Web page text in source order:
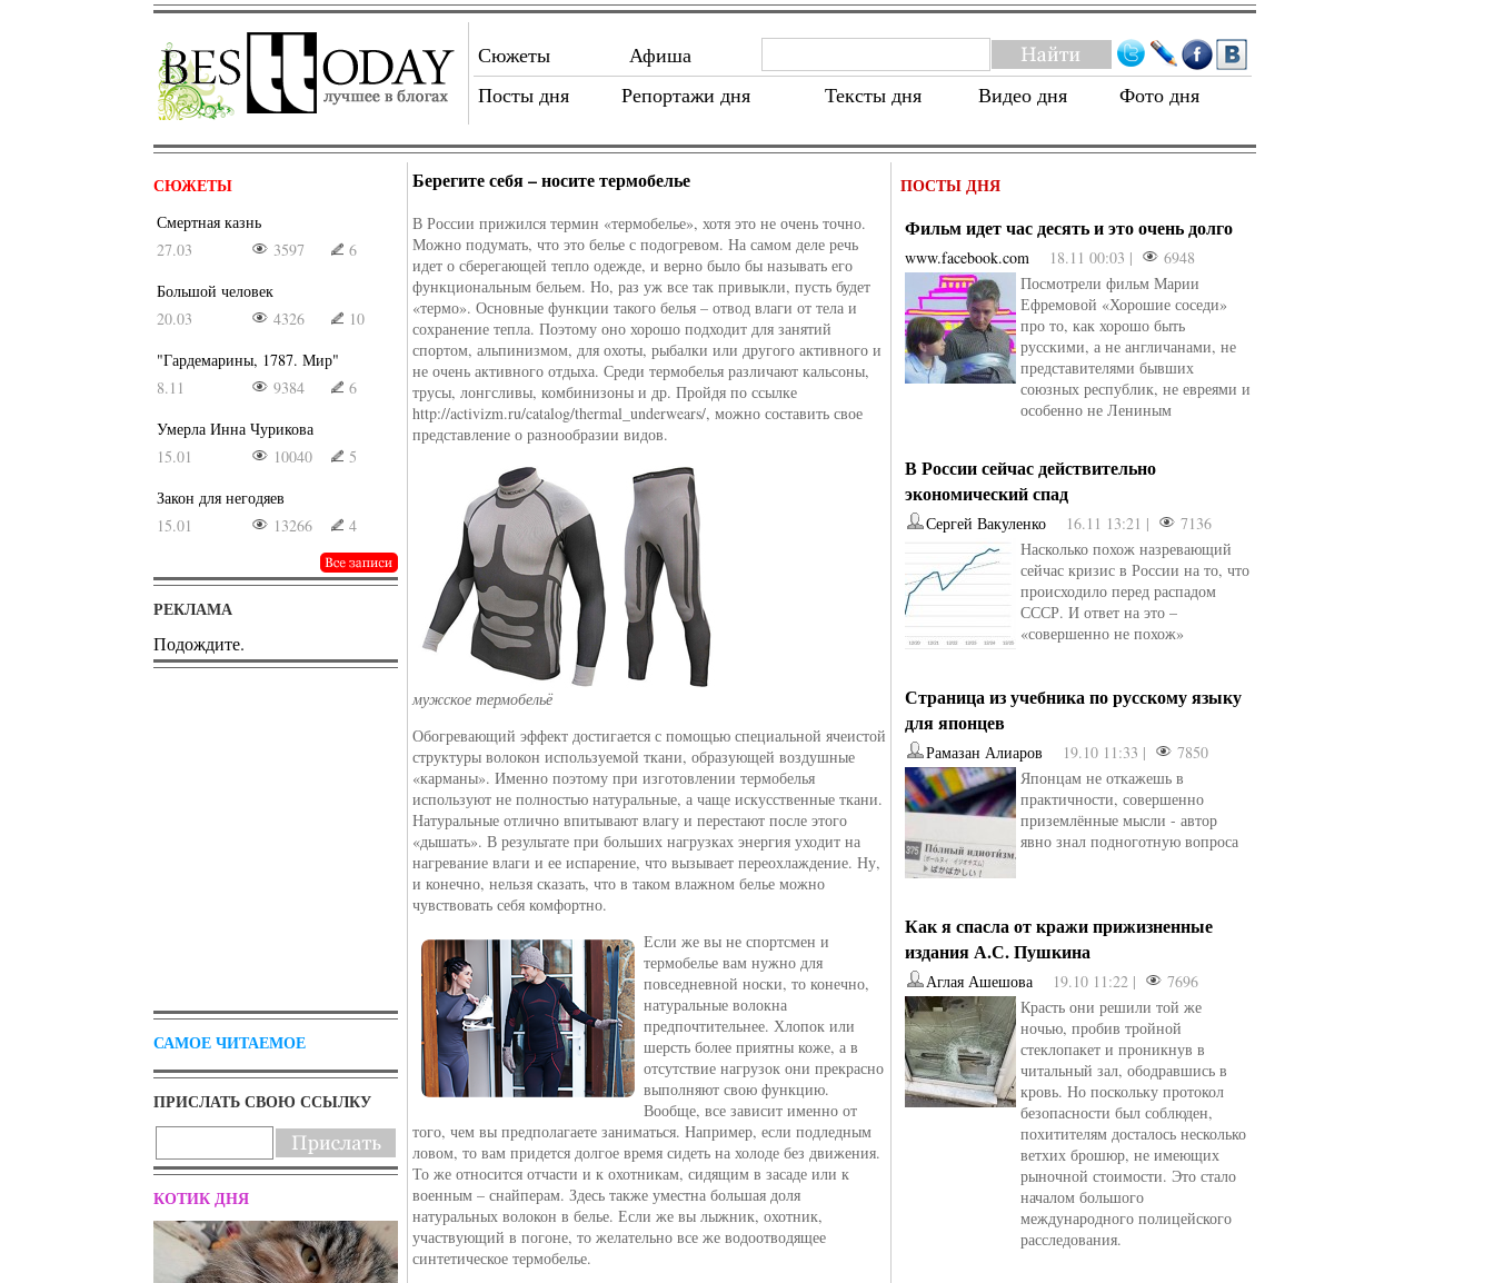
Сюжеты
Афиша
Посты дня
Репортажи дня Тексты дня Видео дня Фото дня
СЮЖЕТЫ
Смертная казнь
27.03
3597
6
Большой человек
20.03
4326
10
"Гардемарины, 1787. Мир"
8.11
9384
6
Умерла Инна Чурикова
15.01
10040
5
Закон для негодяев
15.01
13266 4
РЕКЛАМА
Подождите.
САМОЕ ЧИТАЕМОЕ
ПРИСЛАТЬ СВОЮ ССЫЛКУ
КОТИК ДНЯ
Берегите себя – носите термобелье
В России прижился термин «термобелье», хотя это не очень точно.
Можно подумать, что это белье с подогревом. На самом деле речь
идет о сберегающей тепло одежде, и верно было бы называть его
функциональным бельем. Но, раз уж все так привыкли, пусть будет
«термо». Основные функции такого белья – отвод влаги от тела и
сохранение тепла. Поэтому оно хорошо подходит для занятий
спортом, альпинизмом, для охоты, рыбалки или другого активного и
не очень активного отдыха. Среди термобелья различают кальсоны,
трусы, лонгсливы, комбинизоны и др. Пройдя по ссылке
http://activizm.ru/catalog/thermal_underwears/, можно составить свое
представление о разнообразии видов.
мужское термобельё
Обогревающий эффект достигается с помощью специальной ячеистой
структуры волокон используемой ткани, образующей воздушные
«карманы». Именно поэтому при изготовлении термобелья
используют не полностью натуральные, а чаще искусственные ткани.
Натуральные отлично впитывают влагу и перестают после этого
«дышать». В результате при больших нагрузках энергия уходит на
нагревание влаги и ее испарение, что вызывает переохлаждение. Ну,
и конечно, нельзя сказать, что в таком влажном белье можно
чувствовать себя комфортно.
Если же вы не спортсмен и
термобелье вам нужно для
повседневной носки, то конечно,
натуральные волокна
предпочтительнее. Хлопок или
шерсть более приятны коже, а в
отсутствие нагрузок они прекрасно
выполняют свою функцию.
Вообще, все зависит именно от
того, чем вы предполагаете заниматься. Например, если подледным
ловом, то вам придется долгое время сидеть на холоде без движения.
То же относится отчасти и к охотникам, сидящим в засаде или к
военным – снайперам. Здесь также уместна большая доля
натуральных волокон в белье. Если же вы лыжник, охотник,
участвующий в погоне, то желательно все же водоотводящее
синтетическое термобелье.
ПОСТЫ ДНЯ
Фильм идет час десять и это очень долго
www.facebook.com 18.11 00:03 |
6948
Посмотрели фильм Марии
Ефремовой «Хорошие соседи»
про то, как хорошо быть
русскими, а не англичанами, не
представителями бывших
союзных республик, не евреями и
особенно не Лениным
В России сейчас действительно
экономический спад
Сергей Вакуленко 16.11 13:21 |
7136
Насколько похож назревающий
сейчас кризис в России на то, что
происходило перед распадом
СССР. И ответ на это –
«совершенно не похож»
Страница из учебника по русскому языку
для японцев
Рамазан Алиаров 19.10 11:33 |
7850
Японцам не откажешь в
практичности, совершенно
приземлённые мысли - автор
явно знал подноготную вопроса
Как я спасла от кражи прижизненные
издания А.С. Пушкина
Аглая Ашешова 19.10 11:22 |
7696
Красть они решили той же
ночью, пробив тройной
стеклопакет и проникнув в
читальный зал, ободравшись в
кровь. Но поскольку протокол
безопасности был соблюден,
похитителям досталось несколько
ветхих брошюр, не имеющих
рыночной стоимости. Это стало
началом большого
международного полицейского
расследования.